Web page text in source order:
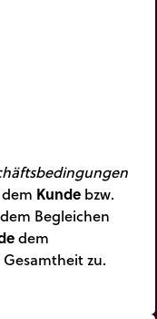
Kunde bzw.
Begleichen
dem
zu.